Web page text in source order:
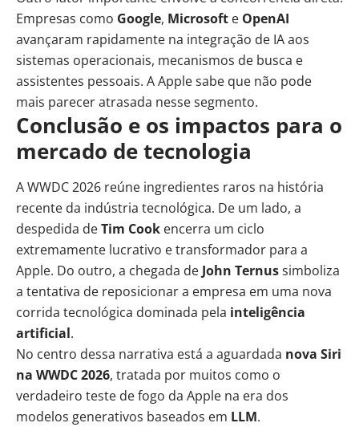
Empresas como Google, Microsoft e OpenAI
avançaram rapidamente na integração de IA aos
sistemas operacionais, mecanismos de busca e
assistentes pessoais. A Apple sabe que não pode
mais parecer atrasada nesse segmento.
Conclusão e os impactos para o
mercado de tecnologia
A WWDC 2026 reúne ingredientes raros na história
recente da indústria tecnológica. De um lado, a
despedida deTim Cook encerra um ciclo
extremamente lucrativo e transformador para a
Apple. Do outro, a chegada deJohn Ternussimboliza
a tentativa de reposicionar a empresa em uma nova
corrida tecnológica dominada pela inteligência
artificial.
No centro dessa narrativa está a aguardada nova Siri
na WWDC 2026, tratada por muitos como o
verdadeiro teste de fogo da Apple na era dos
modelos generativos baseados em LLM.